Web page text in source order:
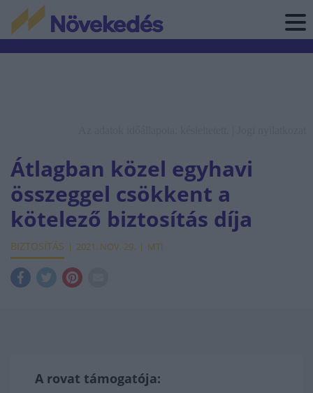
Átlagban közel egyhavi
összeggel csökkent a
kötelező biztosítás díja
BIZTOSÍTÁS 2021. NOV. 29. MTI
A rovat támogatója: